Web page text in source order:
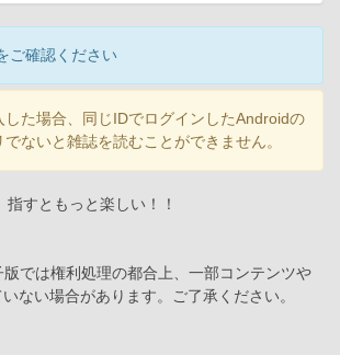
ご確認ください
た場合、同じIDでログインしたAndroidの
ないと雑誌を読むことができません。
すともっと楽しい！！
では権利処理の都合上、一部コンテンツや
ない場合があります。ご了承ください。